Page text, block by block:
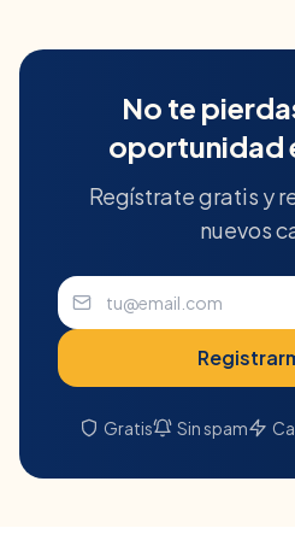
No te
oportunidad
Regístrate gratis y
nuevos
Gratis Sin spam